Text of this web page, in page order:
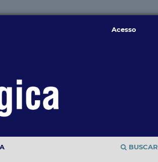
BUSCAR
Acesso